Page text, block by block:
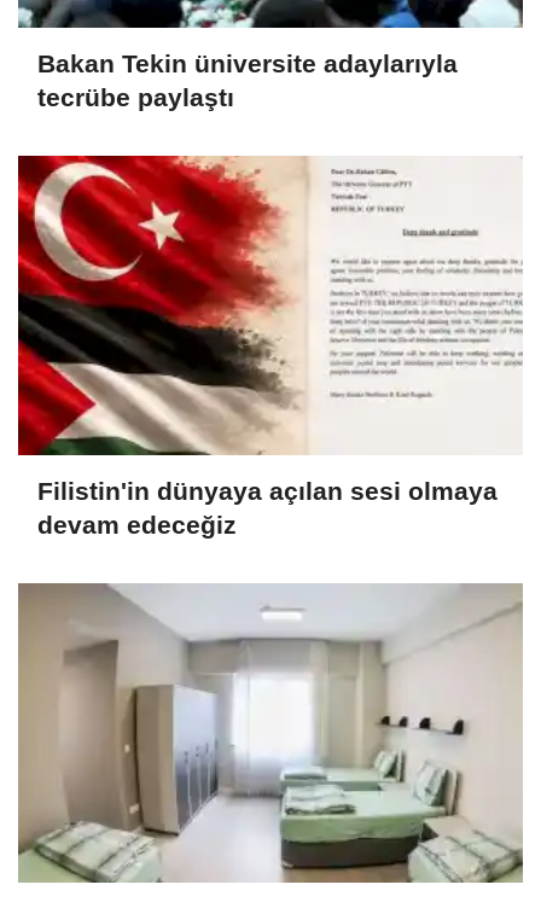
Bakan Tekin üniversite adaylarıyla
tecrübe paylaştı
Filistin'in dünyaya açılan sesi olmaya
devam edeceğiz